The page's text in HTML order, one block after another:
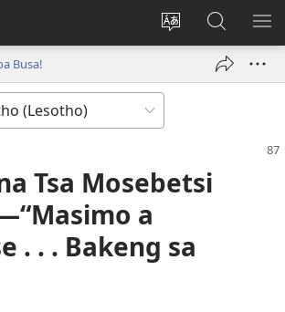
Fetola
Kena
(opens
Batla
JW.ORG/
Busa!
Tsa Mosebetsi
a
. . . Bakeng sa